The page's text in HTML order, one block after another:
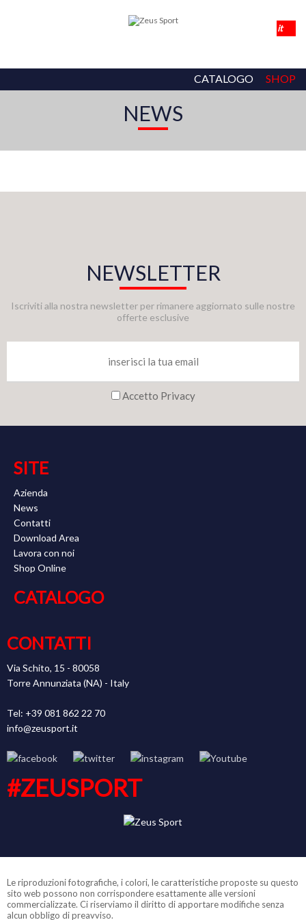
CATALOGO SHOP
NEWS
NEWSLETTER
Iscriviti alla nostra newsletter per rimanere aggiornato sulle nostre
offerte esclusive
Accetto Privacy
SITE
Azienda
News
Contatti
Download Area
Lavora con noi
Shop Online
CATALOGO
CONTATTI
Via Schito, 15 - 80058
Torre Annunziata (NA) - Italy
Tel: +39 081 862 22 70
info@zeusport.it
#ZEUSPORT
Le riproduzioni fotografiche, i colori, le caratteristiche proposte su questo
sito web possono non corrispondere esattamente alle versioni
commercializzate. Ci riserviamo il diritto di apportare modifiche senza
alcun obbligo di preavviso.